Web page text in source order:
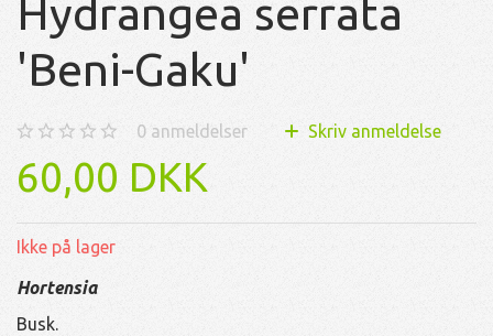
Hydrangea serrata
'Beni-Gaku'
0 anmeldelser Skriv anmeldelse
60,00 DKK
Ikke på lager
Hortensia
Busk.